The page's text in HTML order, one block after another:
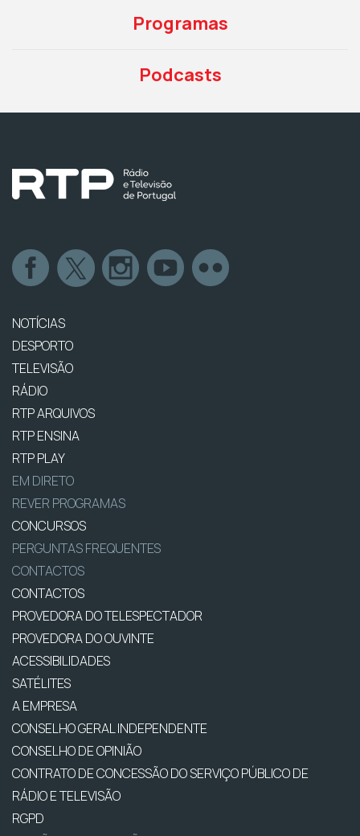
Programas
Podcasts
NOTÍCIAS
DESPORTO
TELEVISÃO
RÁDIO
RTP ARQUIVOS
RTP ENSINA
RTP PLAY
EM DIRETO
REVER PROGRAMAS
CONCURSOS
PERGUNTAS FREQUENTES
CONTACTOS
CONTACTOS
PROVEDORA DO TELESPECTADOR
PROVEDORA DO OUVINTE
ACESSIBILIDADES
SATÉLITES
A EMPRESA
CONSELHO GERAL INDEPENDENTE
CONSELHO DE OPINIÃO
CONTRATO DE CONCESSÃO DO SERVIÇO PÚBLICO DE
RÁDIO E TELEVISÃO
RGPD